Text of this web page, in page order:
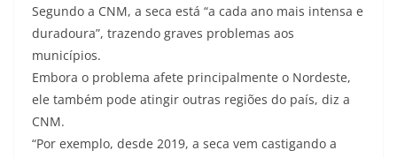
Segundo a CNM, a seca está “a cada ano mais intensa e
duradoura”, trazendo graves problemas aos
municípios.
Embora o problema afete principalmente o Nordeste,
ele também pode atingir outras regiões do país, diz a
CNM.
“Por exemplo, desde 2019, a seca vem castigando a